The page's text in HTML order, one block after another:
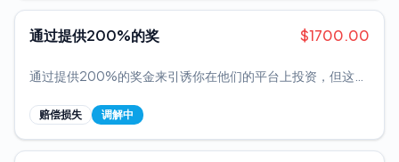
通过提供200%的奖 $1700.00
通过提供200%的奖金来引诱你在他们的平台上投资，但这只
取利润时，他们会使用各种手段不让你通过提款。同时你亏损
了任何交易，提款问题就解决了。所以不要浪费你的金钱和时
间在maxpro365上。它吞噬了你的钱 我在这款应用上损失了
赔偿损失 调解中